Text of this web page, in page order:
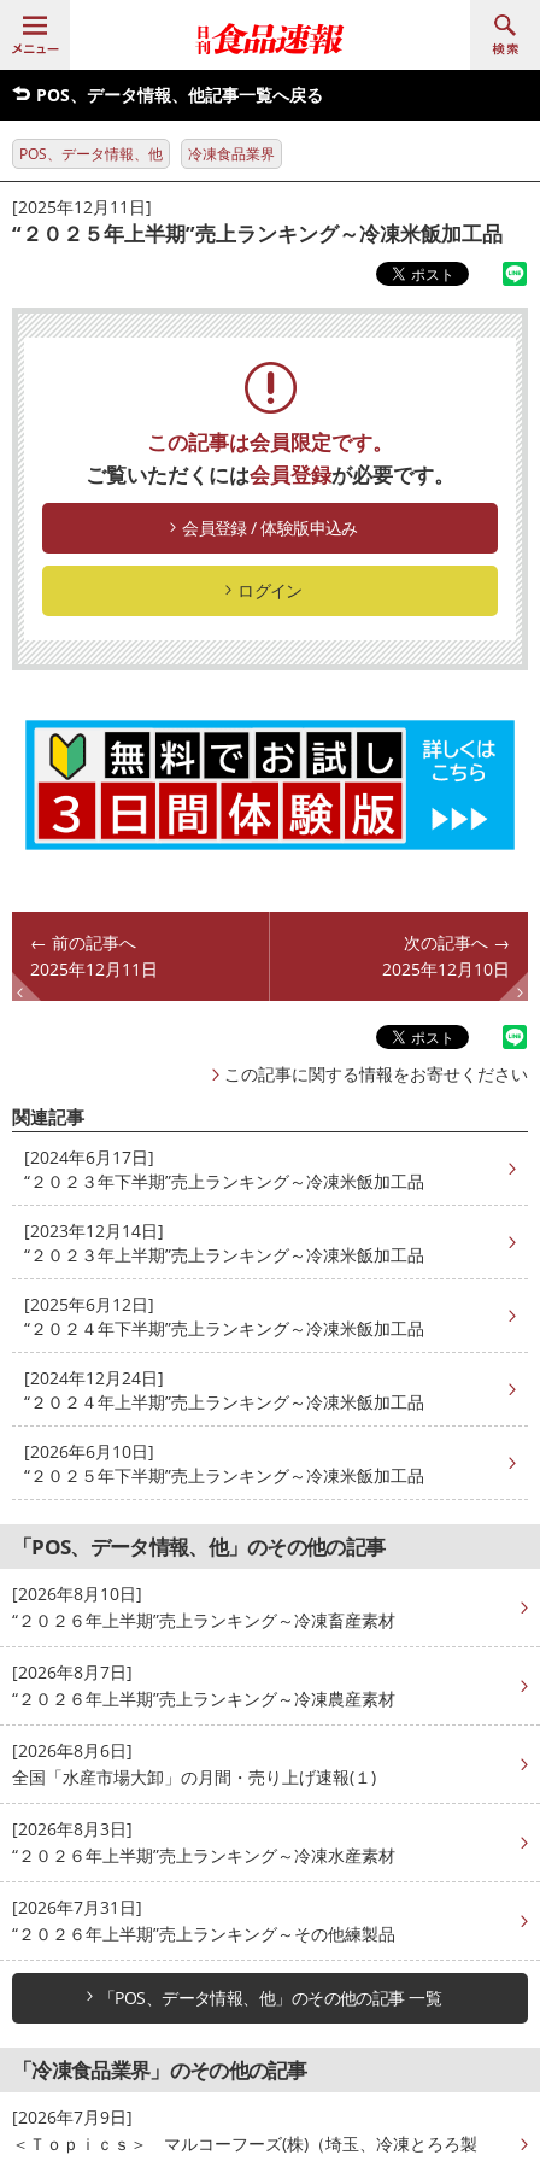
POS、データ情報、他記事一覧へ戻る
POS、データ情報、他 冷凍食品業界
[2025年12月11日]
“２０２５年上半期”売上ランキング～冷凍米飯加工品
この記事は会員限定です。
ご覧いただくには会員登録が必要です。
会員登録 / 体験版申込み
ログイン
← 前の記事へ
2025年12月11日
次の記事へ →
2025年12月10日
この記事に関する情報をお寄せください
関連記事
[2024年6月17日]
“２０２３年下半期”売上ランキング～冷凍米飯加工品
[2023年12月14日]
“２０２３年上半期”売上ランキング～冷凍米飯加工品
[2025年6月12日]
“２０２４年下半期”売上ランキング～冷凍米飯加工品
[2024年12月24日]
“２０２４年上半期”売上ランキング～冷凍米飯加工品
[2026年6月10日]
“２０２５年下半期”売上ランキング～冷凍米飯加工品
「POS、データ情報、他」のその他の記事
[2026年8月10日]
“２０２６年上半期”売上ランキング～冷凍畜産素材
[2026年8月7日]
“２０２６年上半期”売上ランキング～冷凍農産素材
[2026年8月6日]
全国「水産市場大卸」の月間・売り上げ速報(１)
[2026年8月3日]
“２０２６年上半期”売上ランキング～冷凍水産素材
[2026年7月31日]
“２０２６年上半期”売上ランキング～その他練製品
「POS、データ情報、他」のその他の記事 一覧
「冷凍食品業界」のその他の記事
[2026年7月9日]
＜Ｔｏｐｉｃｓ＞ マルコーフーズ(株)（埼玉、冷凍とろろ製